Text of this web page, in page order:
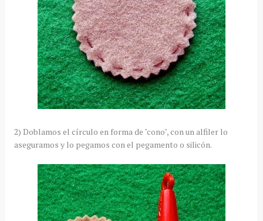
2) Doblamos el círculo en forma de "cono", con un alfiler lo
aseguramos y lo pegamos con el pegamento o silicón.